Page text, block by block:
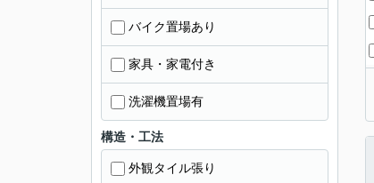
バイク置場あり
家具・家電付き
洗濯機置場有
構造・工法
外観タイル張り